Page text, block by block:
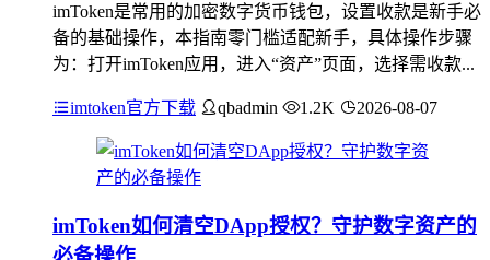
imToken是常用的加密数字货币钱包，设置收款是新手必
备的基础操作，本指南零门槛适配新手，具体操作步骤
为：打开imToken应用，进入“资产”页面，选择需收款...
imtoken官方下载 qbadmin 1.2K 2026-08-07
imToken如何清空DApp授权？守护数字资产的
必备操作